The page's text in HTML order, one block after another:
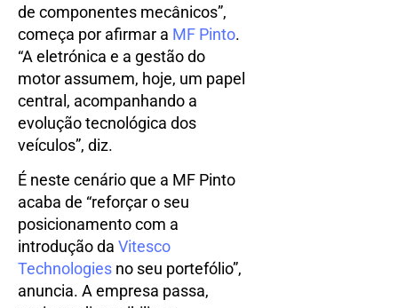
de componentes mecânicos”,
começa por afirmar a MF Pinto.
“A eletrónica e a gestão do
motor assumem, hoje, um papel
central, acompanhando a
evolução tecnológica dos
veículos”, diz.
É neste cenário que a MF Pinto
acaba de “reforçar o seu
posicionamento com a
introdução da Vitesco
Technologies no seu portefólio”,
anuncia. A empresa passa,